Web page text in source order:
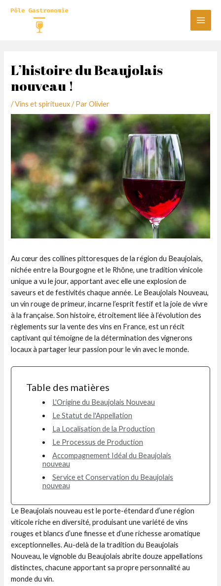
Main
L’histoire du Beaujolais
nouveau !
/Vins et spiritueux/ ParOlivier
Au cœur des collines pittoresques de la région du Beaujolais,
nichée entre la Bourgogne et le Rhône, une tradition vinicole
unique a vu le jour, apportant avec elle une explosion de
saveurs et de festivités chaque année. Le Beaujolais Nouveau,
un vin rouge de primeur, incarne l’esprit festif et la joie de vivre
à la française. Son histoire, étroitement liée à l’évolution des
règlements sur la vente des vins en France, est un récit
captivant qui témoigne de la détermination des vignerons
locaux à partager leur passion pour le vin avec le monde.
Table des matières
L'Origine du Beaujolais Nouveau
Le Statut de l'Appellation
La Localisation de la Production
Le Processus de Production
Accompagnement Idéal du Beaujolais
nouveau
Service et Conservation du Beaujolais
nouveau
Le Beaujolais nouveau est le porte-étendard d’une région
viticole riche en diversité, produisant une variété de vins
rouges et blancs d’une finesse et d’une richesse aromatique
exceptionnelles. Au-delà de la tradition du Beaujolais
Nouveau, le vignoble du Beaujolais abrite douze appellations
distinctes, chacune apportant sa propre personnalité au
monde du vin.